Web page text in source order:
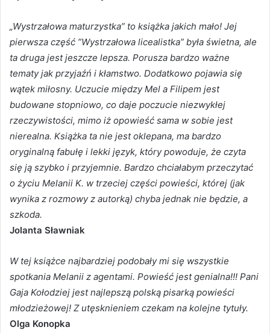
„Wystrzałowa maturzystka” to książka jakich mało! Jej
pierwsza część ”Wystrzałowa licealistka” była świetna, ale
ta druga jest jeszcze lepsza. Porusza bardzo ważne
tematy jak przyjaźń i kłamstwo. Dodatkowo pojawia się
wątek miłosny. Uczucie między Mel a Filipem jest
budowane stopniowo, co daje poczucie niezwykłej
rzeczywistości, mimo iż opowieść sama w sobie jest
nierealna. Książka ta nie jest oklepana, ma bardzo
oryginalną fabułę i lekki język, który powoduje, że czyta
się ją szybko i przyjemnie. Bardzo chciałabym przeczytać
o życiu Melanii K. w trzeciej części powieści, której (jak
wynika z rozmowy z autorką) chyba jednak nie będzie, a
szkoda.
Jolanta Sławniak
W tej książce najbardziej podobały mi się wszystkie
spotkania Melanii z agentami. Powieść jest genialna!!! Pani
Gaja Kołodziej jest najlepszą polską pisarką powieści
młodzieżowej! Z utęsknieniem czekam na kolejne tytuły.
Olga Konopka